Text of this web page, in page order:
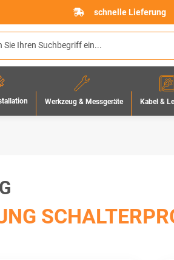
schnelle Lieferung
Werkzeug & Messgeräte Kabel &